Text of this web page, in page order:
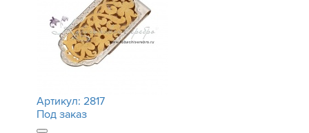
Артикул: 2817
Под заказ